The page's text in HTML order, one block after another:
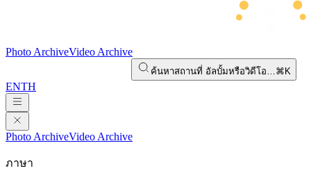
Photo ArchiveVideo Archive
ค้นหาสถานที่ อัลบั้มหรือวิดีโอ…⌘K
ENTH
Photo ArchiveVideo Archive
ภาษา